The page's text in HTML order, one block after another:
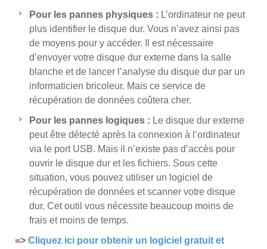
Pour les pannes physiques : L’ordinateur ne peut
plus identifier le disque dur. Vous n’avez ainsi pas
de moyens pour y accéder. Il est nécessaire
d’envoyer votre disque dur externe dans la salle
blanche et de lancer l’analyse du disque dur par un
informaticien bricoleur. Mais ce service de
récupération de données coûtera cher.
Pour les pannes logiques : Le disque dur externe
peut être détecté après la connexion à l’ordinateur
via le port USB. Mais il n’existe pas d’accès pour
ouvrir le disque dur et les fichiers. Sous cette
situation, vous pouvez utiliser un logiciel de
récupération de données et scanner votre disque
dur. Cet outil vous nécessite beaucoup moins de
frais et moins de temps.
=> Cliquez ici pour obtenir un logiciel gratuit et